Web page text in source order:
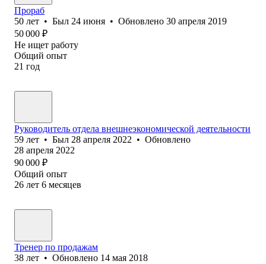
Прораб
50 лет • Был 24 июня • Обновлено 30 апреля 2019
50 000 ₽
Не ищет работу
Общий опыт
21 год
Руководитель отдела внешнеэкономической деятельности
59 лет • Был 28 апреля 2022 • Обновлено
28 апреля 2022
90 000 ₽
Общий опыт
26 лет 6 месяцев
Тренер по продажам
38 лет • Обновлено 14 мая 2018